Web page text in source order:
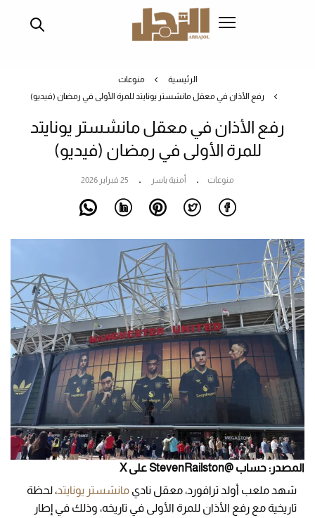
الرئيسية
منوعات
رفع الأذان في معقل مانشستر يونايتد للمرة الأولى في رمضان (فيديو)
رفع الأذان في معقل مانشستر يونايتد
للمرة الأولى في رمضان (فيديو)
منوعات أمنية ياسر 25 فبراير 2026
المصدر: حساب @StevenRailston على X
شهد ملعب أولد ترافورد، معقل نادي مانشستر يونايتد، لحظة
تاريخية مع رفع الأذان للمرة الأولى في تاريخه، وذلك في إطار